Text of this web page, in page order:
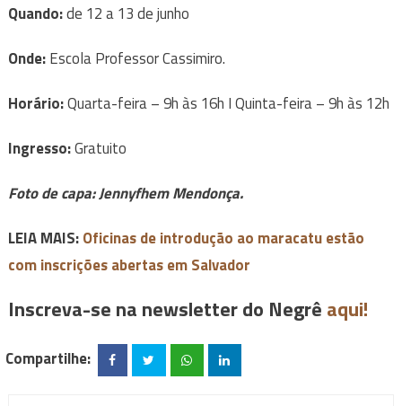
Quando:de 12 a 13 de junho
Onde:Escola Professor Cassimiro.
Horário:Quarta-feira – 9h às 16h I Quinta-feira – 9h às 12h
Ingresso:Gratuito
Foto de capa: Jennyfhem Mendonça.
LEIA MAIS:Oficinas de introdução ao maracatu estão
com inscrições abertas em Salvador
Inscreva-se na newsletter do Negrê aqui!
Compartilhe: